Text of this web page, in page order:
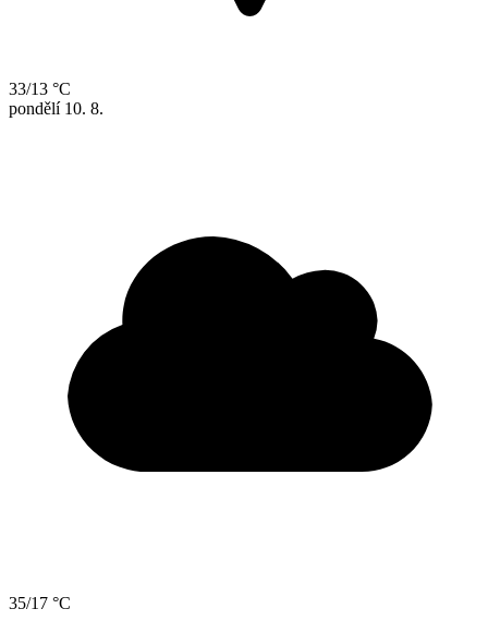
33/13 °C
pondělí 10. 8.
35/17 °C